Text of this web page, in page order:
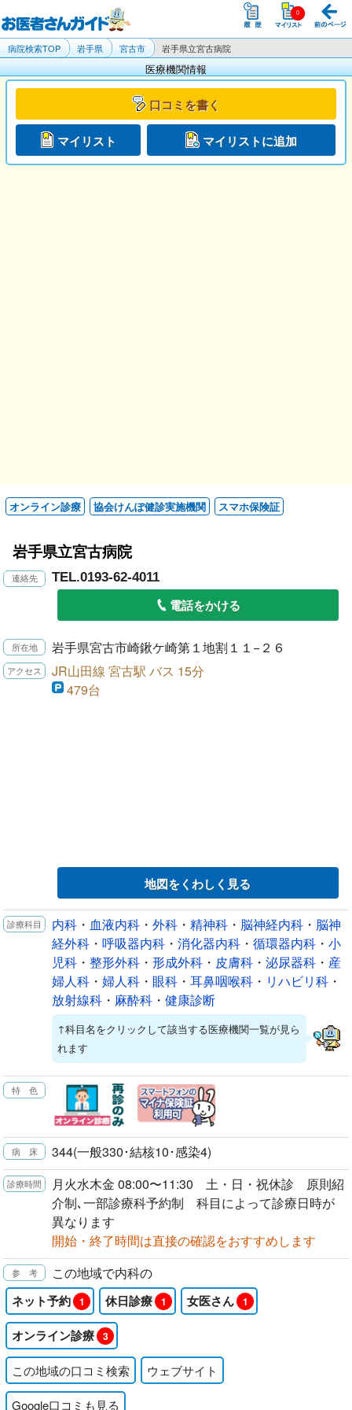
病院検索TOP 岩手県 宮古市 岩手県立宮古病院
医療機関情報
口コミを書く
マイリスト マイリストに追加
オンライン診療 協会けんぽ健診実施機関 スマホ保険証
岩手県立宮古病院
TEL.0193-62-4011
電話をかける
岩手県宮古市崎鍬ケ崎第１地割１１−２６
JR山田線 宮古駅 バス 15分
479台
地図をくわしく見る
内科 ・ 血液内科 ・ 外科 ・ 精神科 ・ 脳神経内科 ・ 脳神
経外科 ・ 呼吸器内科 ・ 消化器内科 ・ 循環器内科 ・ 小
児科 ・ 整形外科 ・ 形成外科 ・ 皮膚科 ・ 泌尿器科 ・ 産
婦人科 ・ 婦人科 ・ 眼科 ・ 耳鼻咽喉科 ・ リハビリ科 ・
放射線科 ・ 麻酔科 ・ 健康診断
↑科目名をクリックして該当する医療機関一覧が見ら
れます
344(一般330･結核10･感染4)
月火水木金 08:00〜11:30 土・日・祝休診 原則紹
介制､一部診療科予約制 科目によって診療日時が
異なります
開始・終了時間は直接の確認をおすすめします
この地域で内科の
ネット予約 1 休日診療 1 女医さん 1
オンライン診療 3
この地域の口コミ検索 ウェブサイト
Google口コミも見る